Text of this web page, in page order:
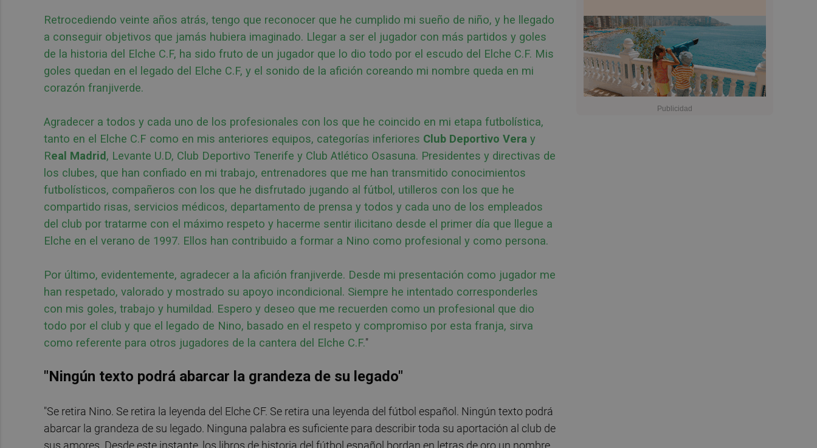
Retrocediendo veinte años atrás, tengo que reconocer que he cumplido mi sueño de niño, y he llegado
a conseguir objetivos que jamás hubiera imaginado. Llegar a ser el jugador con más partidos y goles
de la historia del Elche C.F, ha sido fruto de un jugador que lo dio todo por el escudo del Elche C.F. Mis
goles quedan en el legado del Elche C.F, y el sonido de la afición coreando mi nombre queda en mi
corazón franjiverde.
Agradecer a todos y cada uno de los profesionales con los que he coincido en mi etapa futbolística,
tanto en el Elche C.F como en mis anteriores equipos, categorías inferiores Club Deportivo Vera y
Real Madrid, Levante U.D, Club Deportivo Tenerife y Club Atlético Osasuna. Presidentes y directivas de
los clubes, que han confiado en mi trabajo, entrenadores que me han transmitido conocimientos
futbolísticos, compañeros con los que he disfrutado jugando al fútbol, utilleros con los que he
compartido risas, servicios médicos, departamento de prensa y todos y cada uno de los empleados
del club por tratarme con el máximo respeto y hacerme sentir ilicitano desde el primer día que llegue a
Elche en el verano de 1997. Ellos han contribuido a formar a Nino como profesional y como persona.
Por último, evidentemente, agradecer a la afición franjiverde. Desde mi presentación como jugador me
han respetado, valorado y mostrado su apoyo incondicional. Siempre he intentado corresponderles
con mis goles, trabajo y humildad. Espero y deseo que me recuerden como un profesional que dio
todo por el club y que el legado de Nino, basado en el respeto y compromiso por esta franja, sirva
como referente para otros jugadores de la cantera del Elche C.F."
"Ningún texto podrá abarcar la grandeza de su legado"
"Se retira Nino. Se retira la leyenda del Elche CF. Se retira una leyenda del fútbol español. Ningún texto podrá
abarcar la grandeza de su legado. Ninguna palabra es suficiente para describir toda su aportación al club de
sus amores. Desde este instante, los libros de historia del fútbol español bordan en letras de oro un nombre